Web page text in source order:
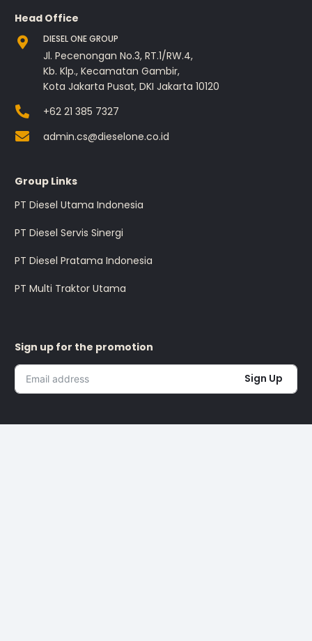
Head Office
DIESEL ONE GROUP
Jl. Pecenongan No.3, RT.1/RW.4,
Kb. Klp., Kecamatan Gambir,
Kota Jakarta Pusat, DKI Jakarta 10120
+62 21 385 7327
admin.cs@dieselone.co.id
Group Links
PT Diesel Utama Indonesia
PT Diesel Servis Sinergi
PT Diesel Pratama Indonesia
PT Multi Traktor Utama
Sign up for the promotion
Sign Up
I’m okay with getting emails and having that activity tracked